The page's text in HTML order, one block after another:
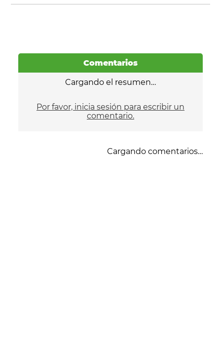
Comentarios
Cargando el resumen…
Por favor, inicia sesión para escribir un
comentario.
Cargando comentarios…